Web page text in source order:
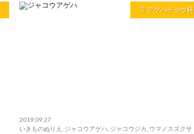
アゲハチョウ科
2019.09.27
いきものぬりえ, ジャコウアゲハ, ジャコウジカ, ウマノスズクサ